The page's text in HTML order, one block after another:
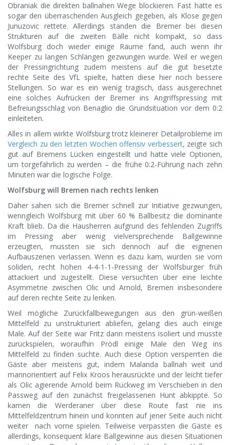
Obraniak die direkten ballnahen Wege blockieren. Fast hätte es
sogar den überraschenden Ausgleich gegeben, als Klose gegen
Junuzovic rettete. Allerdings standen die Bremer bei diesen
Strukturen auf die zweiten Bälle nicht kompakt, so dass
Wolfsburg doch wieder einige Räume fand, auch wenn ihr
Keeper zu langen Schlängen gezwungen wurde. Weil er wegen
der Pressingrichtung zudem meistens auf die gut besetzte
rechte Seite des VfL spielte, hatten diese hier noch bessere
Stellungen. So war es ein wenig tragisch, dass ausgerechnet
eine solches Aufrücken der Bremer ins Angriffspressing mit
Befreiungsschlag von Benaglio die Grundsituation vor dem 0:2
einleiteten.
Alles in allem wirkte Wolfsburg trotz kleinerer Detailprobleme im
Vergleich zu den letzten Wochen offensiv verbessert, zeigte sich
gut auf Bremens Lücken eingestellt und hatte viele Optionen,
um torgefährlich zu werden – die frühe 0:2-Führung nach zehn
Minuten war die logische Folge.
Wolfsburg will Bremen nach rechts lenken
Daher sahen sich die Bremer schnell zur Initiative gezwungen,
wenngleich Wolfsburg mit über 60 % Ballbesitz die dominante
Kraft blieb. Da die Hausherren aufgrund des fehlenden Zugriffs
im Pressing aber wenig vielversprechende Ballgewinne
erzeugten, mussten sie sich dennoch auf die eignenen
Aufbauszenen verlassen. Wenn es dazu kam, wurden sie vom
soliden, recht hohen 4-4-1-1-Pressing der Wolfsburger früh
attackiert und zugestellt. Diese versuchten über eine leichte
Asymmetrie zwischen Olic und Arnold, Bremen insbesondere
auf deren rechte Seite zu lenken.
Weil mögliche Zurückfallbewegungen aus den grün-weißen
Mittelfeld zu unstrukturiert abliefen, gelang dies auch einige
Male. Auf der Seite war Fritz dann meistens isoliert und musste
zurückspielen, woraufhin Prödl einige Male den Weg ins
Mittelfeld zu finden suchte. Auch diese Option versperrten die
Gäste aber meistens gut, indem Malanda ballnah weit und
mannorientiert auf Felix Kroos herausrückte und der leicht tiefer
als Olic agierende Arnold beim Rückweg im Verschieben in den
Passweg auf den zunächst freigelassenen Hunt abkippte. So
kamen die Werderaner über diese Route fast nie ins
Mittelfeldzentrum hinein und konnten auf jener Seite auch nicht
weiter nach vorne spielen. Teilweise verpassten die Gäste es
allerdings, konsequent klare Ballgewinne aus diesen Situationen